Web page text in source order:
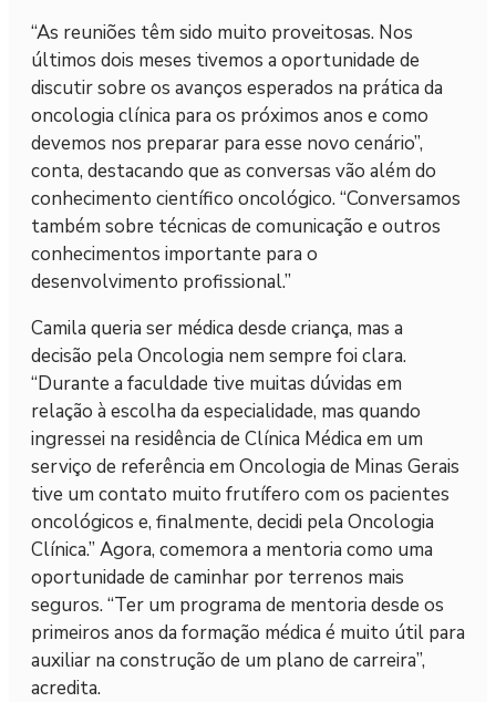
“As reuniões têm sido muito proveitosas. Nos
últimos dois meses tivemos a oportunidade de
discutir sobre os avanços esperados na prática da
oncologia clínica para os próximos anos e como
devemos nos preparar para esse novo cenário”,
conta, destacando que as conversas vão além do
conhecimento científico oncológico. “Conversamos
também sobre técnicas de comunicação e outros
conhecimentos importante para o
desenvolvimento profissional.”
Camila queria ser médica desde criança, mas a
decisão pela Oncologia nem sempre foi clara.
“Durante a faculdade tive muitas dúvidas em
relação à escolha da especialidade, mas quando
ingressei na residência de Clínica Médica em um
serviço de referência em Oncologia de Minas Gerais
tive um contato muito frutífero com os pacientes
oncológicos e, finalmente, decidi pela Oncologia
Clínica.” Agora, comemora a mentoria como uma
oportunidade de caminhar por terrenos mais
seguros. “Ter um programa de mentoria desde os
primeiros anos da formação médica é muito útil para
auxiliar na construção de um plano de carreira”,
acredita.